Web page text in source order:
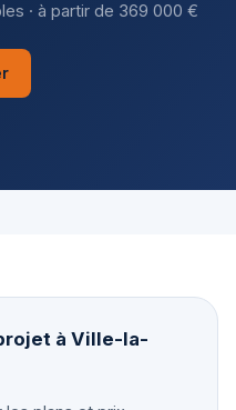
· à partir de 369 000 €
à Ville-la-